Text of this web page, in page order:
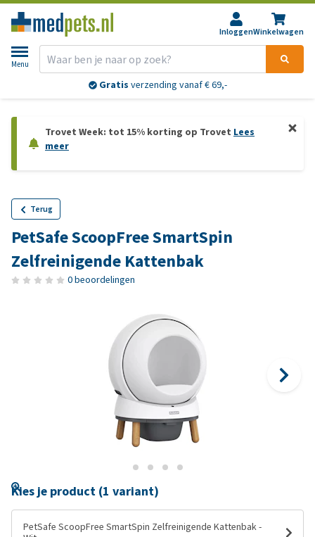
InloggenWinkelwagen
Menu
Gratis verzending vanaf € 69,-
Trovet Week: tot 15% korting op Trovet Lees
meer
Terug
PetSafe ScoopFree SmartSpin
Zelfreinigende Kattenbak
0 beoordelingen
Kies je product (1 variant)
PetSafe ScoopFree SmartSpin Zelfreinigende Kattenbak -